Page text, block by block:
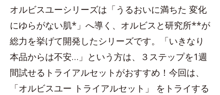
オルビスユーシリーズは「うるおいに満ちた 変化
にゆらがない肌*」へ導く、オルビスと研究所**が
総力を挙げて開発したシリーズです。「いきなり
本品からは不安…」という方は、３ステップを1週
間試せるトライアルセットがおすすめ！今回は、
「オルビスユー トライアルセット」 をトライする